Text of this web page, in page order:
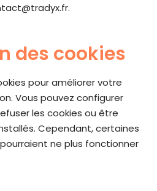
.
des cookies
pour améliorer votre
Vous pouvez configurer
les cookies ou être
Cependant, certaines
ne plus fonctionner